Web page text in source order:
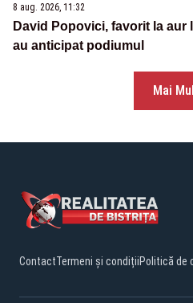
8 aug. 2026, 11:32
David Popovici, favorit la aur
au anticipat podiumul
Mai
ContactTermeni și condițiiPolitică de